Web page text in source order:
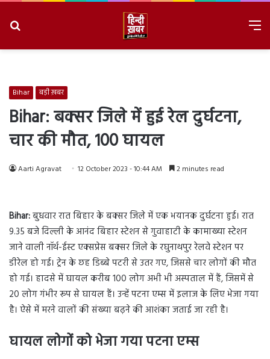
Bihar बड़ी ख़बर
Bihar: बक्सर जिले में हुई रेल दुर्घटना,
चार की मौत, 100 घायल
Aarti Agravat 12 October 2023 - 10:44 AM 2 minutes read
Bihar:बुधवार रात बिहार के बक्सर जिले में एक भयानक दुर्घटना हुई। रात
9.35 बजे दिल्ली के आनंद बिहार स्टेशन से गुवाहाटी के कामाख्या स्टेशन
जाने वाली नॉर्थ-ईस्ट एक्सप्रेस बक्सर जिले के रघुनाथपुर रेलवे स्टेशन पर
डीरेल हो गई। ट्रेन के छह डिब्बे पटरी से उतर गए, जिससे चार लोगों की मौत
हो गई। हादसे में घायल करीब 100 लोग अभी भी अस्पताल में हैं, जिसमें से
20 लोग गंभीर रूप से घायल हैं। उन्हें पटना एम्स में इलाज के लिए भेजा गया
है। ऐसे में मरने वालों की संख्या बढ़ने की आशंका जताई जा रही है।
घायल लोगों को भेजा गया पटना एम्स